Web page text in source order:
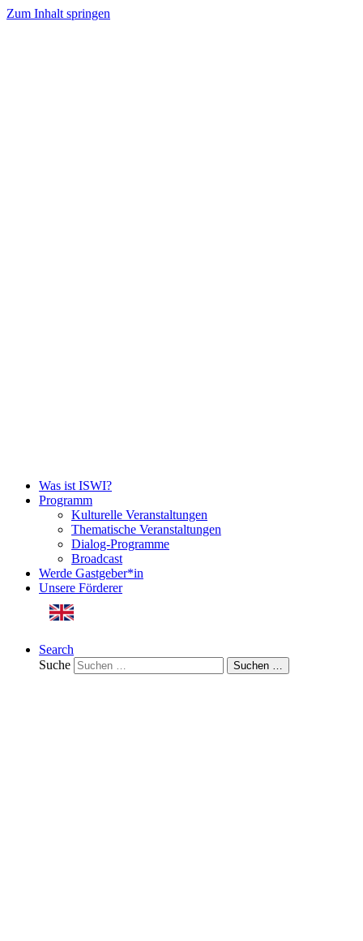
Zum Inhalt springen
Was ist ISWI?
Programm
Kulturelle Veranstaltungen
Thematische Veranstaltungen
Dialog-Programme
Broadcast
Werde Gastgeber*in
Unsere Förderer
Search
Suche
Suchen …